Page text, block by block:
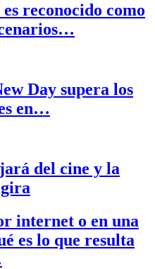
reconocido como
Day supera los
en…
del cine y la
gira
internet o en una
es lo que resulta